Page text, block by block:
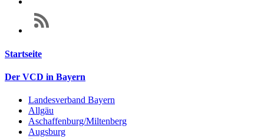
Startseite
Der VCD in Bayern
Landesverband Bayern
Allgäu
Aschaffenburg/Miltenberg
Augsburg